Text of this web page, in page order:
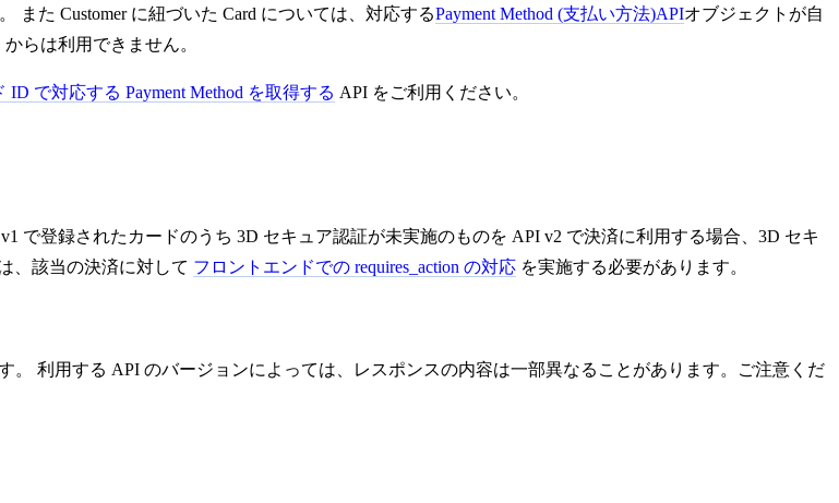
また Customer に紐づいた Card については、対応するPayment Method (支払い方法)APIオブジェクトが自
らは利用できません。
ID で対応する Payment Method を取得する API をご利用ください。
で登録されたカードのうち 3D セキュア認証が未実施のものを API v2 で決済に利用する場合、3D セキ
、該当の決済に対して フロントエンドでの requires_action の対応 を実施する必要があります。
。 利用する API のバージョンによっては、レスポンスの内容は一部異なることがあります。ご注意くだ